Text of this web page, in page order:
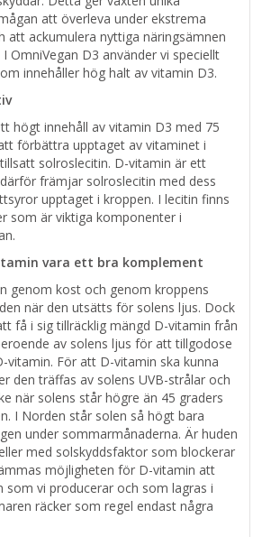
att överleva under ekstrema
att ackumulera nyttiga näringsämnen
OmniVegan D3 använder vi speciellt
innehåller hög halt av vitamin D3.
högt innehåll av vitamin D3 med 75
förbättra upptaget av vitaminet i
solroslecitin. D-vitamin är ett
främjar solroslecitin med dess
upptaget i kroppen. I lecitin finns
som är viktiga komponenter i
vara ett bra komplement
genom kost och genom kroppens
när den utsätts för solens ljus. Dock
få i sig tillräcklig mängd D-vitamin från
av solens ljus för att tillgodose
vitamin. För att D-vitamin ska kunna
den träffas av solens UVB-strålar och
när solens står högre än 45 graders
I Norden står solen så högt bara
under sommarmånaderna. Är huden
med solskyddsfaktor som blockerar
möjligheten för D-vitamin att
som vi producerar och som lagras i
räcker som regel endast några